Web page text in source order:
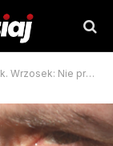
Nie przeproszę